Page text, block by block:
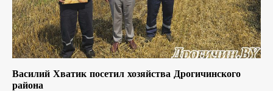
Василий Хватик посетил хозяйства Дрогичинского
района